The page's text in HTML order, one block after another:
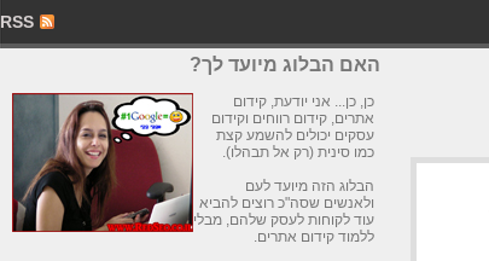
RSS
האם הבלוג מיועד לך?
כן, כן... אני יודעת, קידום
אתרים, קידום רווחים וקידום
עסקים יכולים להשמע קצת
כמו סינית (רק אל תבהלו).
הבלוג הזה מיועד לעם
ולאנשים שסה"כ רוצים להביא
עוד לקוחות לעסק שלהם, מבלי
ללמוד קידום אתרים.